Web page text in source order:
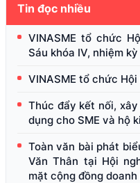
Tin đọc nhiều
VINASME tổ chức
Sáu khóa IV, nhiệm
VINASME tổ chức
Thúc đẩy kết nối,
dụng cho SME và hộ
Toàn văn bài phát
Văn Thân tại Hội
mặt cộng đồng